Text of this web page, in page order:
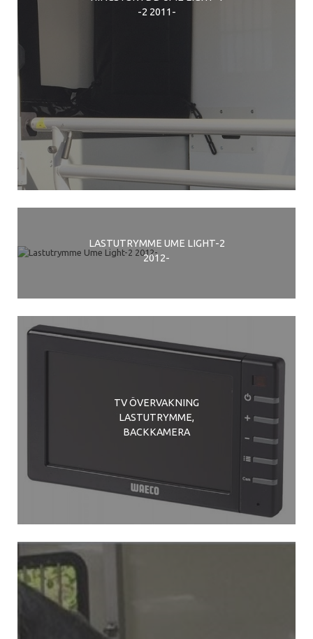
-2 2011-
LASTUTRYMME UME LIGHT-2
2012-
TV ÖVERVAKNING
LASTUTRYMME,
BACKKAMERA